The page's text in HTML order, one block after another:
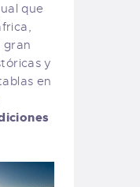
que
gran
y
en